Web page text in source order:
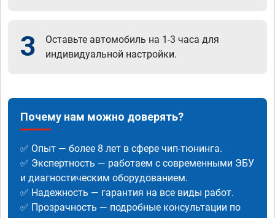
3
Оставьте автомобиль на 1-3 часа для
индивидуальной настройки.
Почему нам можно доверять?
✅ Опыт — более 8 лет в сфере чип-тюнинга.
✅ Экспертность — работаем с современными ЭБУ
и диагностическим оборудованием.
✅ Надежность — гарантия на все виды работ.
✅ Прозрачность — подробные консультации по